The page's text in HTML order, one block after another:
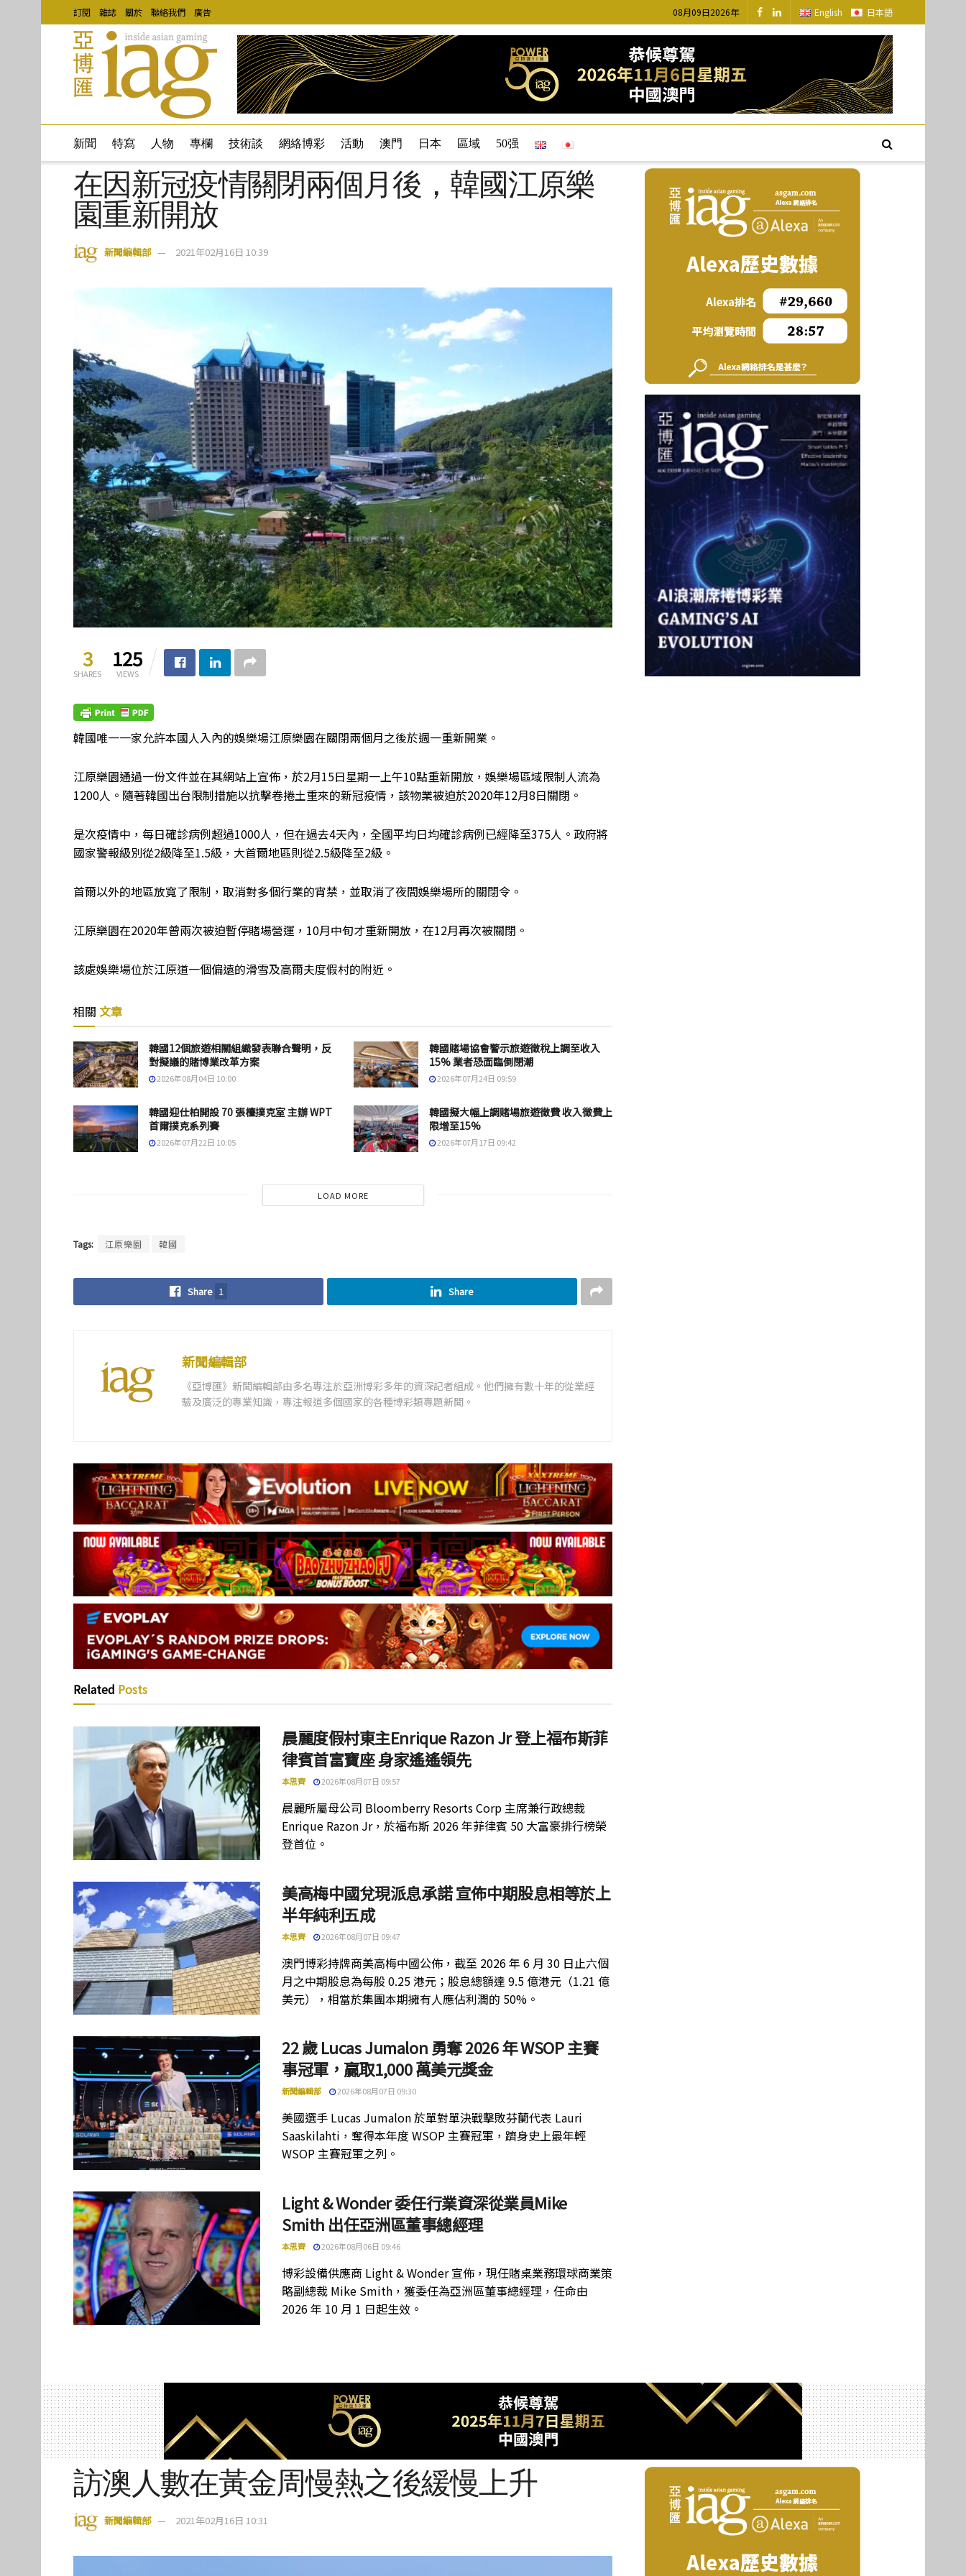
訂閱 雜誌 關於 聯絡我們 廣告 08月09日2026年 English 日本語
新聞 特寫 人物 專欄 技術談 網絡博彩 活動 澳門 日本 區域 50强
在因新冠疫情關閉兩個月後，韓國江原樂
園重新開放
新聞編輯部 2021年02月16日 10:39
3
SHARES
125
VIEWS
韓國唯一一家允許本國人入內的娛樂場江原樂園在關閉兩個月之後於週一重新開業。
江原樂園通過一份文件並在其網站上宣佈，於2月15日星期一上午10點重新開放，娛樂場區域限制人流為
1200人。隨著韓國出台限制措施以抗擊卷捲土重來的新冠疫情，該物業被迫於2020年12月8日關閉。
是次疫情中，每日確診病例超過1000人，但在過去4天內，全國平均日均確診病例已經降至375人。政府將
國家警報級別從2級降至1.5級，大首爾地區則從2.5級降至2級。
首爾以外的地區放寬了限制，取消對多個行業的宵禁，並取消了夜間娛樂場所的關閉令。
江原樂園在2020年曾兩次被迫暫停賭場營運，10月中旬才重新開放，在12月再次被關閉。
該處娛樂場位於江原道一個偏遠的滑雪及高爾夫度假村的附近。
相關 文章
韓國12個旅遊相關組織發表聯合聲明，反
對擬議的賭博業改革方案
2026年08月04日 10:00
韓國賭場協會警示旅遊徵稅上調至收入
15% 業者恐面臨倒閉潮
2026年07月24日 09:59
韓國迎仕柏開設 70 張檯撲克室 主辦 WPT
首爾撲克系列賽
2026年07月22日 10:05
韓國擬大幅上調賭場旅遊徵費 收入徵費上
限增至15%
2026年07月17日 09:42
LOAD MORE
Tags: 江原樂園 韓國
Share 1 Share
新聞編輯部
《亞博匯》新聞編輯部由多名專注於亞洲博彩多年的資深記者組成。他們擁有數十年的從業經
驗及廣泛的專業知識，專注報道多個國家的各種博彩類專題新聞。
Related Posts
晨麗度假村東主Enrique Razon Jr 登上福布斯菲
律賓首富寶座 身家遙遙領先
本思齊 2026年08月07日 09:57
晨麗所屬母公司 Bloomberry Resorts Corp 主席兼行政總裁
Enrique Razon Jr，於福布斯 2026 年菲律賓 50 大富豪排行榜榮
登首位。
美高梅中國兌現派息承諾 宣佈中期股息相等於上
半年純利五成
本思齊 2026年08月07日 09:47
澳門博彩持牌商美高梅中國公佈，截至 2026 年 6 月 30 日止六個
月之中期股息為每股 0.25 港元；股息總額達 9.5 億港元（1.21 億
美元），相當於集團本期擁有人應佔利潤的 50%。
22 歲 Lucas Jumalon 勇奪 2026 年 WSOP 主賽
事冠軍，贏取1,000 萬美元獎金
新聞編輯部 2026年08月07日 09:30
美國選手 Lucas Jumalon 於單對單決戰擊敗芬蘭代表 Lauri
Saaskilahti，奪得本年度 WSOP 主賽冠軍，躋身史上最年輕
WSOP 主賽冠軍之列。
Light & Wonder 委任行業資深從業員Mike
Smith 出任亞洲區董事總經理
本思齊 2026年08月06日 09:46
博彩設備供應商 Light & Wonder 宣佈，現任賭桌業務環球商業策
略副總裁 Mike Smith，獲委任為亞洲區董事總經理，任命由
2026 年 10 月 1 日起生效。
訪澳人數在黃金周慢熱之後緩慢上升
新聞編輯部 2021年02月16日 10:31